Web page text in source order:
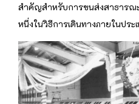
สำคัญสำหรับการขนส่งสาธารณ
หนึ่งในวิธีการเดินทางภายในปร